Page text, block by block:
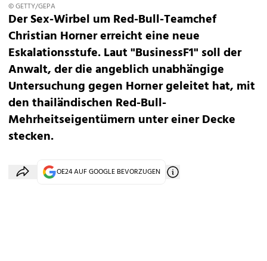
© GETTY/GEPA
Der Sex-Wirbel um Red-Bull-Teamchef
Christian Horner erreicht eine neue
Eskalationsstufe. Laut "BusinessF1" soll der
Anwalt, der die angeblich unabhängige
Untersuchung gegen Horner geleitet hat, mit
den thailändischen Red-Bull-
Mehrheitseigentümern unter einer Decke
stecken.
OE24 AUF GOOGLE BEVORZUGEN